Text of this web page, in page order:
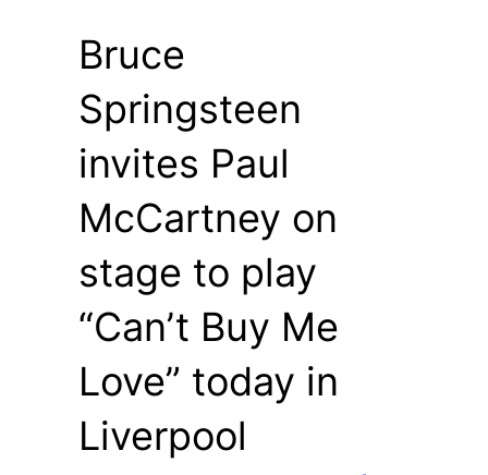
Bruce
Springsteen
invites Paul
McCartney on
stage to play
“Can’t Buy Me
Love” today in
Liverpool